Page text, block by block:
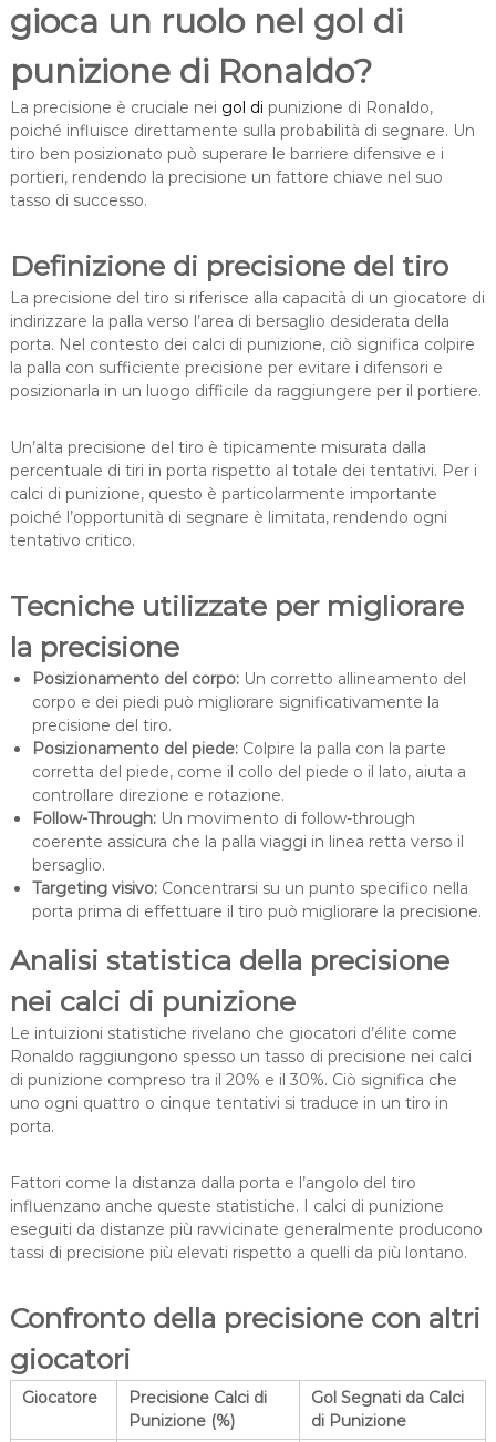
gioca un ruolo nel gol di
punizione di Ronaldo?
La precisione è cruciale nei gol di punizione di Ronaldo,
poiché influisce direttamente sulla probabilità di segnare. Un
tiro ben posizionato può superare le barriere difensive e i
portieri, rendendo la precisione un fattore chiave nel suo
tasso di successo.
Definizione di precisione del tiro
La precisione del tiro si riferisce alla capacità di un giocatore di
indirizzare la palla verso l’area di bersaglio desiderata della
porta. Nel contesto dei calci di punizione, ciò significa colpire
la palla con sufficiente precisione per evitare i difensori e
posizionarla in un luogo difficile da raggiungere per il portiere.
Un’alta precisione del tiro è tipicamente misurata dalla
percentuale di tiri in porta rispetto al totale dei tentativi. Per i
calci di punizione, questo è particolarmente importante
poiché l’opportunità di segnare è limitata, rendendo ogni
tentativo critico.
Tecniche utilizzate per migliorare
la precisione
Posizionamento del corpo:Un corretto allineamento del
corpo e dei piedi può migliorare significativamente la
precisione del tiro.
Posizionamento del piede:Colpire la palla con la parte
corretta del piede, come il collo del piede o il lato, aiuta a
controllare direzione e rotazione.
Follow-Through:Un movimento di follow-through
coerente assicura che la palla viaggi in linea retta verso il
bersaglio.
Targeting visivo:Concentrarsi su un punto specifico nella
porta prima di effettuare il tiro può migliorare la precisione.
Analisi statistica della precisione
nei calci di punizione
Le intuizioni statistiche rivelano che giocatori d’élite come
Ronaldo raggiungono spesso un tasso di precisione nei calci
di punizione compreso tra il 20% e il 30%. Ciò significa che
uno ogni quattro o cinque tentativi si traduce in un tiro in
porta.
Fattori come la distanza dalla porta e l’angolo del tiro
influenzano anche queste statistiche. I calci di punizione
eseguiti da distanze più ravvicinate generalmente producono
tassi di precisione più elevati rispetto a quelli da più lontano.
Confronto della precisione con altri
giocatori
Giocatore
Precisione Calci di
Punizione (%)
Gol Segnati da Calci
di Punizione